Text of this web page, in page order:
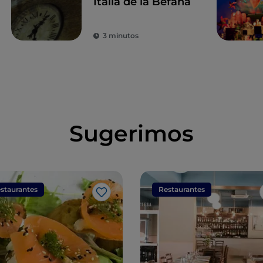
3 minutos
Sugerimos
Me gusta
Restaurantes